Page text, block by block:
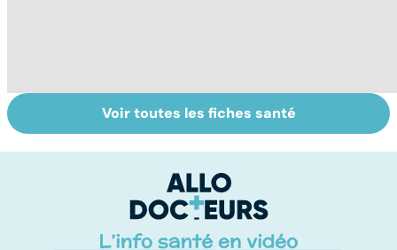
Tout savoir sur
les infections
Inflammation des
amygdales : que
d'angine ?
Voir toutes les fiches santé